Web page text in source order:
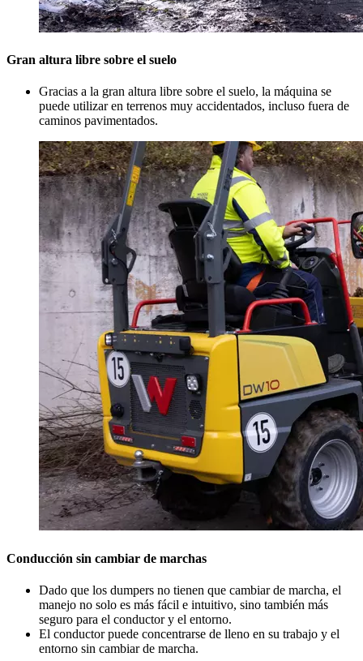
Gran altura libre sobre el suelo
Gracias a la gran altura libre sobre el suelo, la máquina se
puede utilizar en terrenos muy accidentados, incluso fuera de
caminos pavimentados.
Conducción sin cambiar de marchas
Dado que los dumpers no tienen que cambiar de marcha, el
manejo no solo es más fácil e intuitivo, sino también más
seguro para el conductor y el entorno.
El conductor puede concentrarse de lleno en su trabajo y el
entorno sin cambiar de marcha.